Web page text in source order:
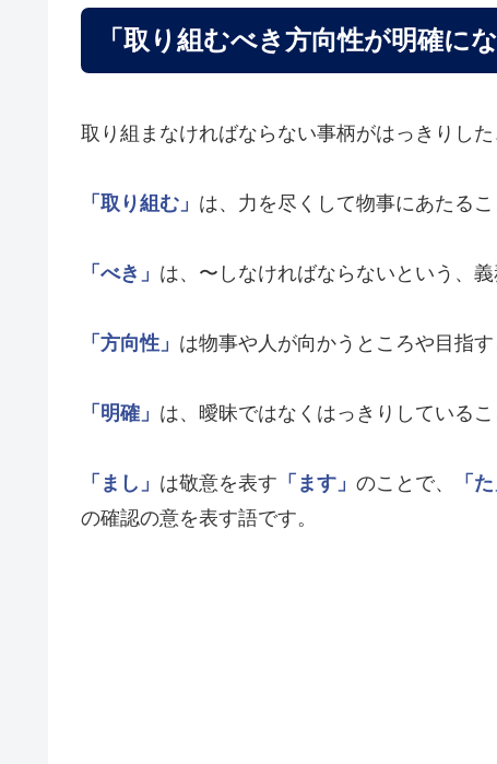
「取り組むべき方向性が明確に
取り組まなければならない事柄がはっきりした
「取り組む」 は、力を尽くして物事にあたるこ
「べき」 は、〜しなければならないという、義
「方向性」 は物事や人が向かうところや目指す
「明確」 は、曖昧ではなくはっきりしているこ
「まし」 は敬意を表す 「ます」 のことで、 「た
の確認の意を表す語です。